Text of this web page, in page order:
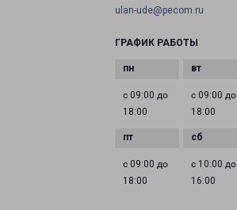
ulan-ude@pecom.ru
ГРАФИК РАБОТЫ
с 09:00 до
18:00
с 09:00 до
18:00
с 09:00 до
18:00
с 10:00 до
16:00